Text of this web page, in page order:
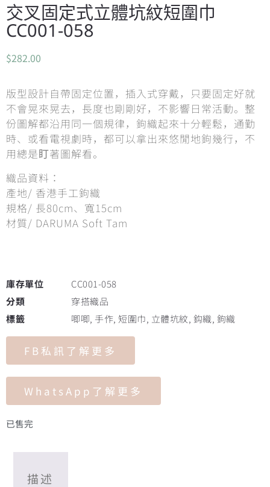
交叉固定式立體坑紋短圍巾
CC001-058
$282.00
版型設計自帶固定位置，插入式穿戴，只要固定好就
不會晃來晃去，長度也剛剛好，不影響日常活動。整
份圖解都沿用同一個規律，鉤織起來十分輕鬆，通勤
時、或看電視劇時，都可以拿出來悠閒地鉤幾行，不
用總是盯著圖解看。
織品資料：
產地/ 香港手工鉤織
規格/ 長80cm、寬15cm
材質/ DARUMA Soft Tam
庫存單位
CC001-058
分類
穿搭織品
標籤
唧唧, 手作, 短圍巾, 立體坑紋, 鈎織, 鉤織
FB私訊了解更多
WhatsApp了解更多
已售完
描述